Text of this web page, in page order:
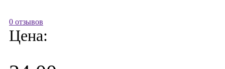
0 отзывов
Цена: